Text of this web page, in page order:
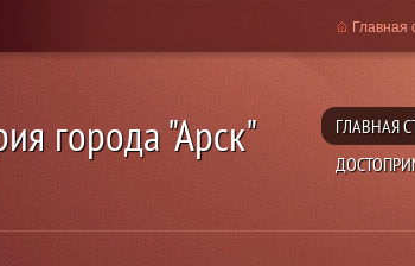
города "Арск" ГЛАВНАЯ
Главная